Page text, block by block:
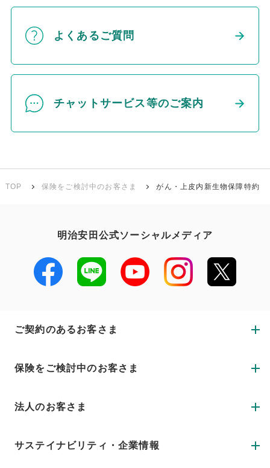
よくあるご質問
チャットサービス等のご案内
TOP 保険をご検討中のお客さま がん・上皮内新生物保障特約
明治安田公式ソーシャルメディア
ご契約のあるお客さま
保険をご検討中のお客さま
法人のお客さま
サステイナビリティ・企業情報